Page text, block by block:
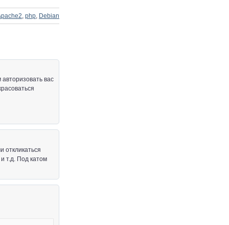
php Debian
вас
откликаться
т.д. Под катом